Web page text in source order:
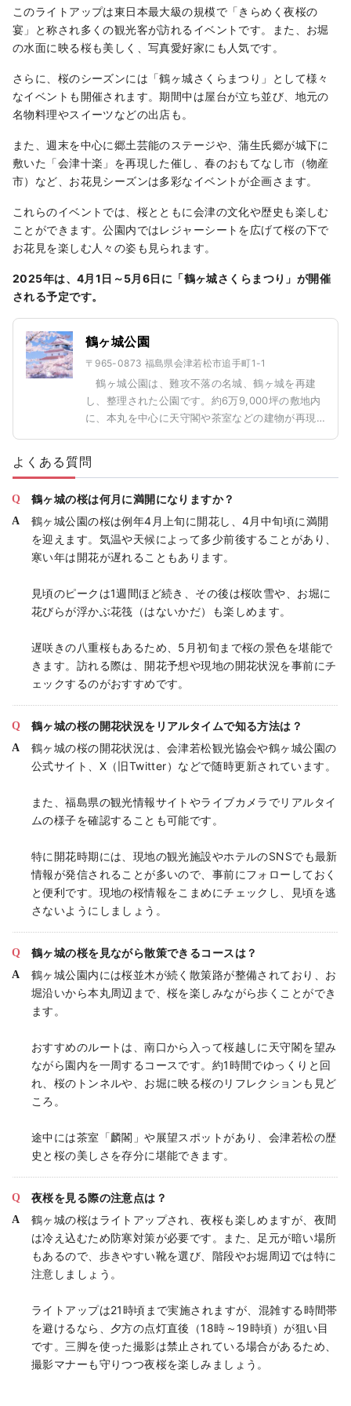
このライトアップは東日本最大級の規模で「きらめく夜桜の
宴」と称され多くの観光客が訪れるイベントです。また、お堀
の水面に映る桜も美しく、写真愛好家にも人気です。
さらに、桜のシーズンには「鶴ヶ城さくらまつり」として様々
なイベントも開催されます。期間中は屋台が立ち並び、地元の
名物料理やスイーツなどの出店も。
また、週末を中心に郷土芸能のステージや、蒲生氏郷が城下に
敷いた「会津十楽」を再現した催し、春のおもてなし市（物産
市）など、お花見シーズンは多彩なイベントが企画さます。
これらのイベントでは、桜とともに会津の文化や歴史も楽しむ
ことができます。公園内ではレジャーシートを広げて桜の下で
お花見を楽しむ人々の姿も見られます。
2025年は、4月1日～5月6日に「鶴ヶ城さくらまつり」が開催
される予定です。
鶴ヶ城公園
〒965-0873 福島県会津若松市追手町1-1
鶴ヶ城公園は、難攻不落の名城、鶴ヶ城を再建
し、整理された公園です。約6万9,000坪の敷地内
に、本丸を中心に天守閣や茶室などの建物が再現
当時の縄張が残されており、1934年に国の史跡に
方メートルの公園は約1,000本もの桜が咲き乱れる
会津随一の桜の名所。本松を背景に桜が咲き誇る
様子は圧巻で、「桜の名所100選」に選ばれていま
す。
よくある質問
鶴ヶ城の桜は何月に満開になりますか？
鶴ヶ城公園の桜は例年4月上旬に開花し、4月中旬頃に満開
を迎えます。気温や天候によって多少前後することがあり、
寒い年は開花が遅れることもあります。
見頃のピークは1週間ほど続き、その後は桜吹雪や、お堀に
花びらが浮かぶ花筏（はないかだ）も楽しめます。
遅咲きの八重桜もあるため、5月初旬まで桜の景色を堪能で
きます。訪れる際は、開花予想や現地の開花状況を事前にチ
ェックするのがおすすめです。
鶴ヶ城の桜の開花状況をリアルタイムで知る方法は？
鶴ヶ城の桜の開花状況は、会津若松観光協会や鶴ヶ城公園の
公式サイト、X（旧Twitter）などで随時更新されています。
また、福島県の観光情報サイトやライブカメラでリアルタイ
ムの様子を確認することも可能です。
特に開花時期には、現地の観光施設やホテルのSNSでも最新
情報が発信されることが多いので、事前にフォローしておく
と便利です。現地の桜情報をこまめにチェックし、見頃を逃
さないようにしましょう。
鶴ヶ城の桜を見ながら散策できるコースは？
鶴ヶ城公園内には桜並木が続く散策路が整備されており、お
堀沿いから本丸周辺まで、桜を楽しみながら歩くことができ
ます。
おすすめのルートは、南口から入って桜越しに天守閣を望み
ながら園内を一周するコースです。約1時間でゆっくりと回
れ、桜のトンネルや、お堀に映る桜のリフレクションも見ど
ころ。
途中には茶室「麟閣」や展望スポットがあり、会津若松の歴
史と桜の美しさを存分に堪能できます。
夜桜を見る際の注意点は？
鶴ヶ城の桜はライトアップされ、夜桜も楽しめますが、夜間
は冷え込むため防寒対策が必要です。また、足元が暗い場所
もあるので、歩きやすい靴を選び、階段やお堀周辺では特に
注意しましょう。
ライトアップは21時頃まで実施されますが、混雑する時間帯
を避けるなら、夕方の点灯直後（18時～19時頃）が狙い目
です。三脚を使った撮影は禁止されている場合があるため、
撮影マナーも守りつつ夜桜を楽しみましょう。